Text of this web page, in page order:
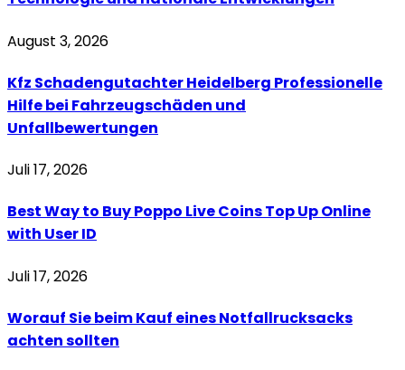
August 3, 2026
Kfz Schadengutachter Heidelberg Professionelle
Hilfe bei Fahrzeugschäden und
Unfallbewertungen
Juli 17, 2026
Best Way to Buy Poppo Live Coins Top Up Online
with User ID
Juli 17, 2026
Worauf Sie beim Kauf eines Notfallrucksacks
achten sollten